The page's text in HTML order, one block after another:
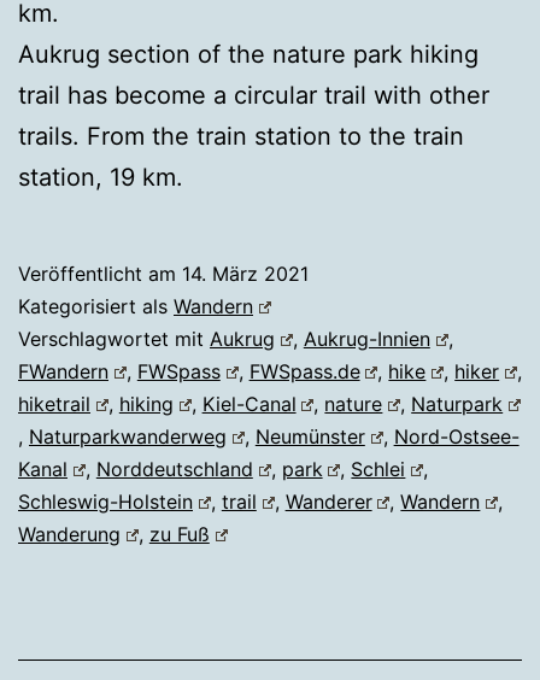
km.
Aukrug section of the nature park hiking
trail has become a circular trail with other
trails. From the train station to the train
station, 19 km.
Veröffentlicht am 14. März 2021
Kategorisiert als Wandern
Verschlagwortet mit Aukrug , Aukrug-Innien
,
FWandern
, FWSpass , FWSpass.de , hike , hiker
,
hiketrail
, hiking , Kiel-Canal , nature , Naturpark
, Naturparkwanderweg , Neumünster , Nord-Ostsee-
Kanal
, Norddeutschland , park , Schlei
,
Schleswig-Holstein
, trail , Wanderer ,Wandern
,
Wanderung
, zu Fuß